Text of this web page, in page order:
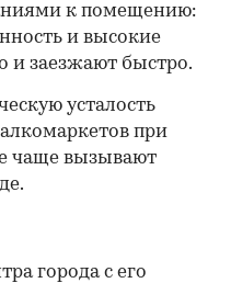
к помещению:
и высокие
и заезжают быстро.
усталость
при
чаще вызывают
города с его